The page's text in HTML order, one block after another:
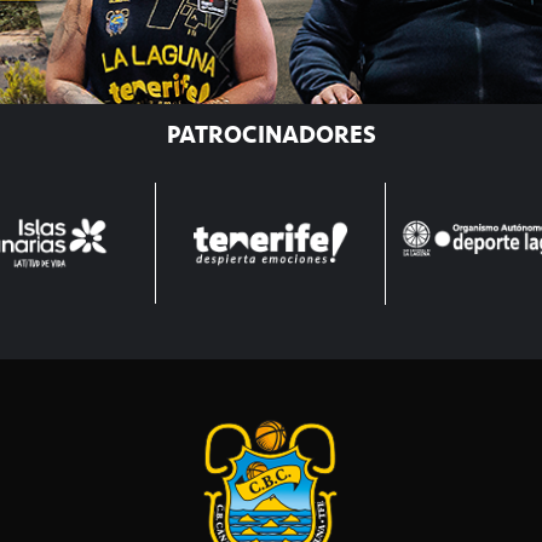
PATROCINADORES